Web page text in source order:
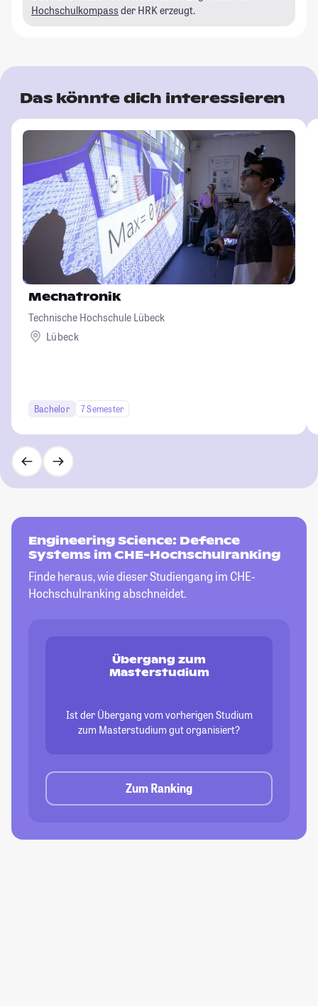
Hochschulkompass der HRK erzeugt.
Das könnte dich interessieren
Mechatronik
Technische Hochschule Lübeck
Lübeck
Bachelor 7 Semester
Engineering Science: Defence
Systems im CHE-Hochschulranking
Finde heraus, wie dieser Studiengang im CHE-
Hochschulranking abschneidet.
Übergang zum
Masterstudium
Ist der Übergang vom vorherigen Studium
zum Masterstudium gut organisiert?
Zum Ranking